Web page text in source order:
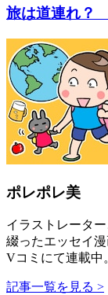
旅は道連れ？
ポレポレ美
イラストレータ
綴ったエッセイ
Vコミにて連載中
記事一覧を見る >